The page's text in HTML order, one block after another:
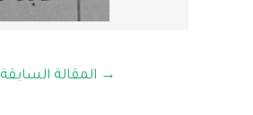
→ المقالة السابقة